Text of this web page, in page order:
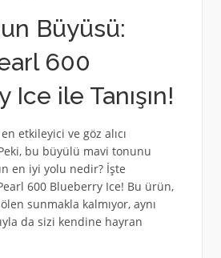
Büyüsü:
600
Ice ile Tanışın!
etkileyici ve göz alıcı
bu büyülü mavi tonunu
en iyi yolu nedir? İşte
600 Blueberry Ice! Bu ürün,
sunmakla kalmıyor, aynı
da sizi kendine hayran